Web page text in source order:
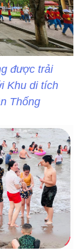
được trải
Khu di tích
Thống